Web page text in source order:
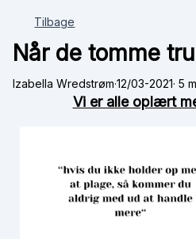
Tilbage
Når de tomme
Izabella Wredstrøm·12/03-2021· 5
Vi er alle oplært